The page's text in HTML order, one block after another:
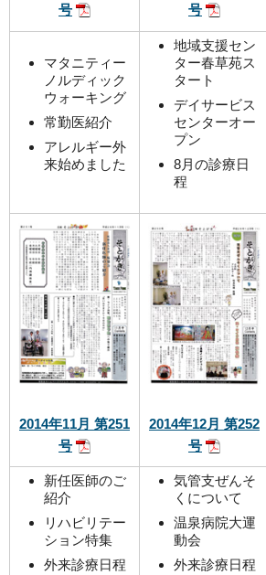
号
号
マタニティー
ノルディック
ウォーキング
常勤医紹介
アレルギー外
来始めました
地域支援セン
ター春草苑ス
タート
デイサービス
センターオー
プン
8月の診療日
程
2014年11月 第251
号
2014年12月 第252
号
新任医師のご
紹介
リハビリテー
ション特集
外来診療日程
気管支ぜんそ
くについて
温泉病院大運
動会
外来診療日程